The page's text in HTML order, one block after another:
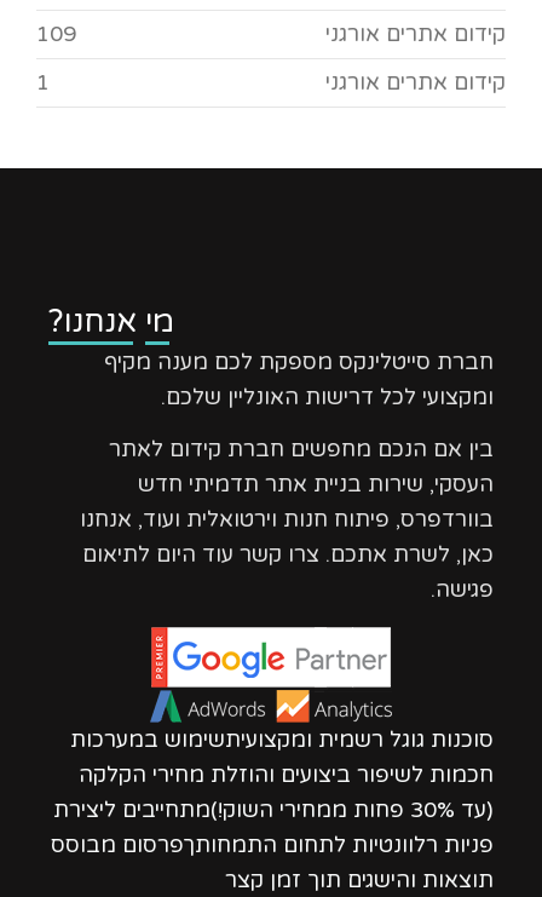
קידום אתרים אורגני
109
קידום אתרים אורגני
1
מי אנחנו?
חברת סייטלינקס מספקת לכם מענה מקיף
ומקצועי לכל דרישות האונליין שלכם.
בין אם הנכם מחפשים חברת קידום לאתר
העסקי, שירות בניית אתר תדמיתי חדש
בוורדפרס, פיתוח חנות וירטואלית ועוד, אנחנו
כאן, לשרת אתכם. צרו קשר עוד היום לתיאום
פגישה.
סוכנות גוגל רשמית ומקצועיתשימוש במערכות
חכמות לשיפור ביצועים והוזלת מחירי הקלקה
(עד 30% פחות ממחירי השוק!)מתחייבים ליצירת
פניות רלוונטיות לתחום התמחותךפרסום מבוסס
תוצאות והישגים תוך זמן קצר